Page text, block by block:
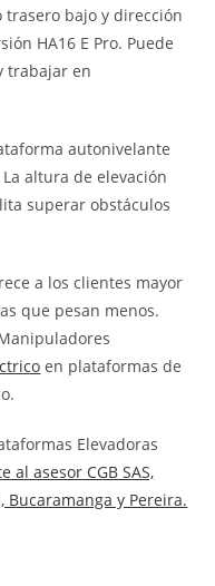
bajo y dirección
HA16 E Pro. Puede
trabajar en
autonivelante
altura de elevación
superar obstáculos
a los clientes mayor
que pesan menos.
en plataformas de
Elevadoras
al asesor CGB SAS,
y Pereira.